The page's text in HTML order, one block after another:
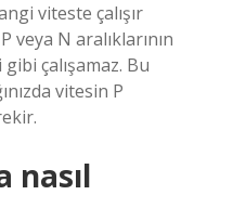
viteste çalışır
N aralıklarının
çalışamaz. Bu
vitesin P
nasıl